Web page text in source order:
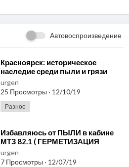
Автовоспроизведение
⁣Красноярск: историческое
наследие среди пыли и грязи
urgen
25 Просмотры · 12/10/19
Разное
⁣Избавляюсь от ПЫЛИ в кабине
МТЗ 82.1 ( ГЕРМЕТИЗАЦИЯ
КАБИНЫ )
urgen
7 Просмотры · 12/07/19